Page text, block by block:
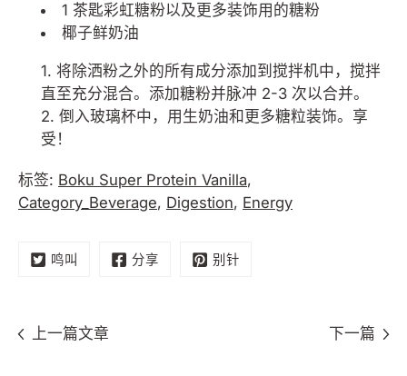
1 茶匙彩虹糖粉以及更多装饰用的糖粉
椰子鲜奶油
将除洒粉之外的所有成分添加到搅拌机中，搅拌
直至充分混合。添加糖粉并脉冲 2-3 次以合并。
倒入玻璃杯中，用生奶油和更多糖粒装饰。享
受！
标签: Boku Super Protein Vanilla,
Category_Beverage, Digestion, Energy
鸣叫 分享 别针
上一篇文章 下一篇